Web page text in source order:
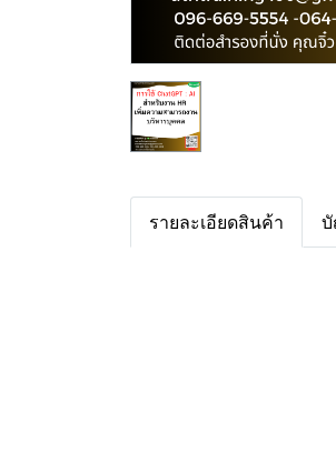
รายละเอียดสินค้า